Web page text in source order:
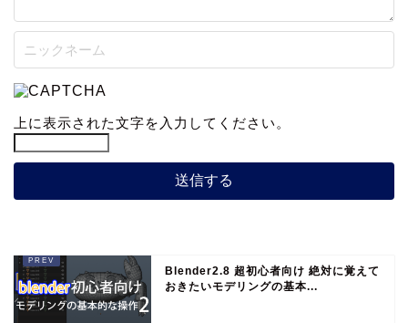
上に表示された文字を入力してください。
Blender2.8 超初心者向け 絶対に覚えて
おきたいモデリングの基本...